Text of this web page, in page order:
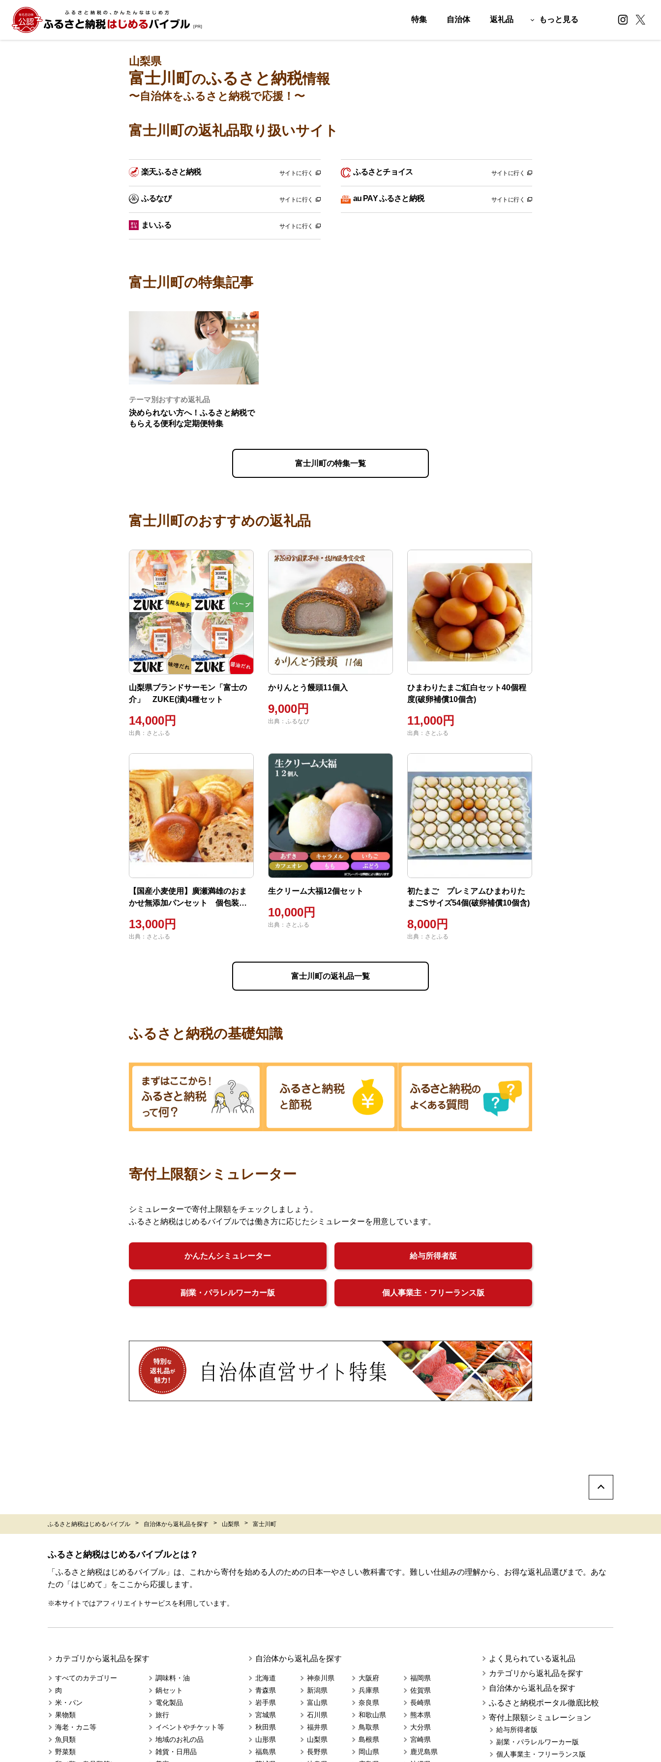
特集 自治体 返礼品 もっと見る
山梨県
富士川町のふるさと納税情報
〜自治体をふるさと納税で応援！〜
富士川町の返礼品取り扱いサイト
楽天ふるさと納税 サイトに行く ふるさとチョイス サイトに行く
ふるなび サイトに行く au PAY ふるさと納税 サイトに行く
まいふる サイトに行く
富士川町の特集記事
テーマ別おすすめ返礼品
決められない方へ！ふるさと納税で
もらえる便利な定期便特集
富士川町の特集一覧
富士川町のおすすめの返礼品
山梨県ブランドサーモン「富士の
介」 ZUKE(漬)4種セット
14,000円
出典：さとふる
かりんとう饅頭11個入
9,000円
出典：ふるなび
ひまわりたまご紅白セット40個程
度(破卵補償10個含)
11,000円
出典：さとふる
【国産小麦使用】廣瀬満雄のおま
かせ無添加パンセット 個包装で
13,000円
出典：さとふる
生クリーム大福12個セット
10,000円
出典：さとふる
初たまご プレミアムひまわりた
まごSサイズ54個(破卵補償10個含)
8,000円
出典：さとふる
富士川町の返礼品一覧
ふるさと納税の基礎知識
寄付上限額シミュレーター
シミュレーターで寄付上限額をチェックしましょう。
ふるさと納税はじめるバイブルでは働き方に応じたシミュレーターを用意しています。
かんたんシミュレーター 給与所得者版
副業・パラレルワーカー版 個人事業主・フリーランス版
ふるさと納税はじめるバイブル 自治体から返礼品を探す 山梨県 富士川町
ふるさと納税はじめるバイブルとは？
「ふるさと納税はじめるバイブル」は、これから寄付を始める人のための日本一やさしい教科書です。難しい仕組みの理解から、お得な返礼品選びまで。あな
たの「はじめて」をここから応援します。
※本サイトではアフィリエイトサービスを利用しています。
カテゴリから返礼品を探す
すべてのカテゴリー
肉
米・パン
果物類
海老・カニ等
魚貝類
野菜類
調味料・油
鍋セット
電化製品
旅行
イベントやチケット等
地域のお礼の品
雑貨・日用品
自治体から返礼品を探す
北海道
青森県
岩手県
宮城県
秋田県
山形県
福島県
神奈川県
新潟県
富山県
石川県
福井県
山梨県
長野県
大阪府
兵庫県
奈良県
和歌山県
鳥取県
島根県
岡山県
福岡県
佐賀県
長崎県
熊本県
大分県
宮崎県
鹿児島県
よく見られている返礼品
カテゴリから返礼品を探す
自治体から返礼品を探す
ふるさと納税ポータル徹底比較
寄付上限額シミュレーション
給与所得者版
副業・パラレルワーカー版
個人事業主・フリーランス版